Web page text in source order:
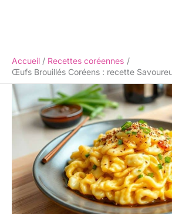
Accueil
Recettes coréennes
Œufs Brouillés Coréens : recette